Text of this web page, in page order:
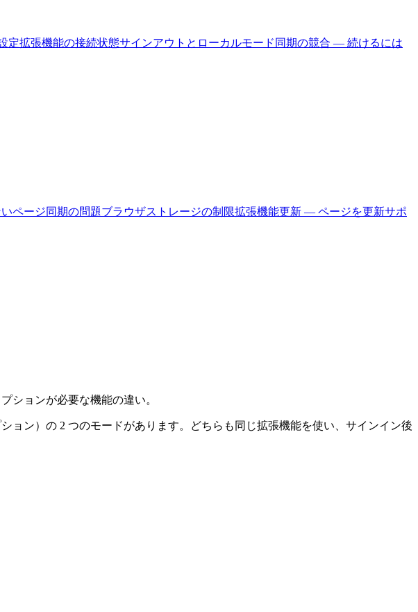
定拡張機能の接続状態サインアウトとローカルモード 同期の競合 — 続けるには
ページ同期の問題ブラウザストレージの制限拡張機能更新 — ページを更新サポ
ションが必要な機能の違い。
ション）の 2 つのモードがあります。どちらも同じ拡張機能を使い、サインイン後